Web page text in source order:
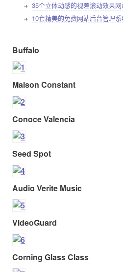
35个立体动感的视差滚动效果
10套精美的免费网站后台管理
Buffalo
Maison Constant
Conoce Valencia
Seed Spot
Audio Verite Music
VideoGuard
Corning Glass Class